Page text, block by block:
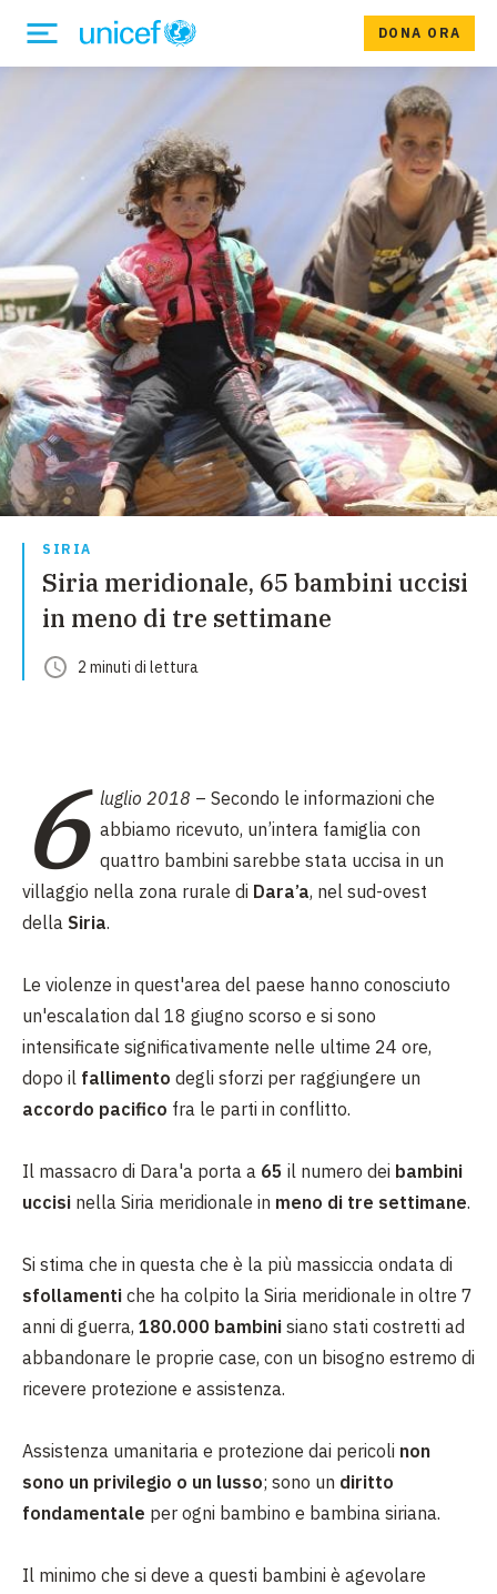
DONA ORA
SIRIA
Siria meridionale, 65 bambini uccisi
in meno di tre settimane
2 minuti di lettura
6 luglio 2018 – Secondo le informazioni che
abbiamo ricevuto, un’intera famiglia con
quattro bambini sarebbe stata uccisa in un
villaggio nella zona rurale di Dara’a, nel sud-ovest
della Siria.
Le violenze in quest'area del paese hanno conosciuto
un'escalation dal 18 giugno scorso e si sono
intensificate significativamente nelle ultime 24 ore,
dopo il fallimento degli sforzi per raggiungere un
accordo pacifico fra le parti in conflitto.
Il massacro di Dara'a porta a 65 il numero dei bambini
uccisi nella Siria meridionale in meno di tre settimane.
Si stima che in questa che è la più massiccia ondata di
sfollamenti che ha colpito la Siria meridionale in oltre 7
anni di guerra, 180.000 bambini siano stati costretti ad
abbandonare le proprie case, con un bisogno estremo di
ricevere protezione e assistenza.
Assistenza umanitaria e protezione dai pericoli non
sono un privilegio o un lusso; sono un diritto
fondamentale per ogni bambino e bambina siriana.
Il minimo che si deve a questi bambini è agevolare